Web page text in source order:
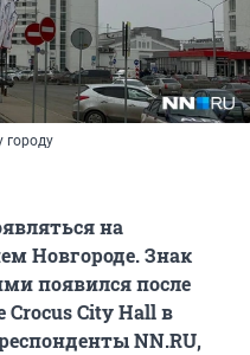
городу
на
Новгороде. Знак
появился после
Crocus City Hall в
NN.RU,